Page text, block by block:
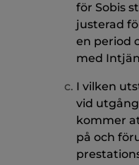
för Sobis
justerad
en period
med
I vilken
vid
kommer
på och